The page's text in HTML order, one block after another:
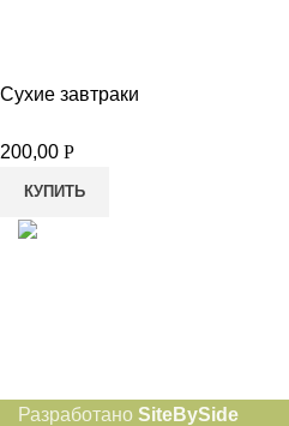
Сухие завтраки
200,00 Р
КУПИТЬ
Разработано SiteBySide